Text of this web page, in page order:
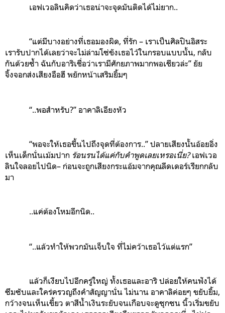
เอฟเวอลินคิดว่าเธอน่าจะจุดมันติดได้ไม่ยาก..
“แต่มีบางอย่างที่เธอมองผิด, ที่รัก – เราเป็นศิลปินอิสระ
เรารับปากได้เลยว่าจะไม่ล่ามโซ่ขังเธอไว้ในกรอบแบบนั้น, กลับ
กันด้วยซ้ำ ฉันกับอาริเชื่อว่าเรามีศักยภาพมากพอเชียวล่ะ” ยัย
จิ้งจอกส่งเสียงอือฮึ พยักหน้าเสริมยิ้มๆ
“..พอสำหรับ?” อาคาลิเอียงหัว
“พอจะให้เธอขึ้นไปถึงจุดที่ต้องการ..” ปลายเสียงนั้นอ้อยอิ่ง
เห็นเด็กนั่นเม้มปาก ร้อนรนได้แค่กับคำพูดเลยเหรอเนี่ย?เอฟเวอ
ลินใจลอยไปนิด– ก่อนจะถูกเสียงกระแอ้มจากคุณลีดเดอร์เรียกกลับ
มา
..แค่ต้องโหมอีกนิด..
“..แล้วทำให้พวกมันเจ็บใจ ที่ไม่คว้าเธอไว้แต่แรก”
แล้วก็เงียบไปอีกครู่ใหญ่ ทั้งเธอและอาริ ปล่อยให้คนฟังได้
ซึมซับและใคร่ครวญถึงคำสัญญานั่น ไม่นาน อาคาลิค่อยๆ ขยับยิ้ม,
กว้างจนเห็นเขี้ยว ตาสีน้ำเงินระยับจนเกือบจะดูซุกซน นิ้วเริ่มขยับ